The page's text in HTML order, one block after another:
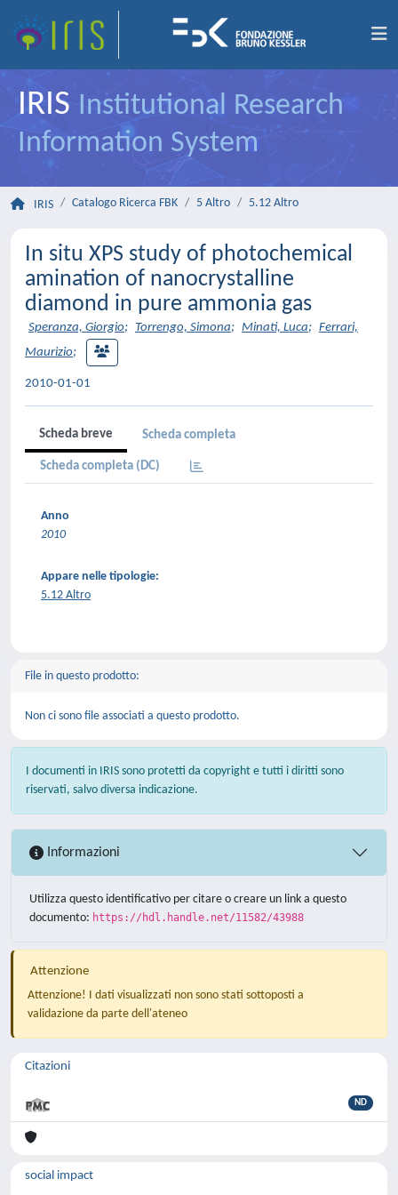
IRIS Institutional Research
Information System
IRIS Catalogo Ricerca FBK 5 Altro 5.12 Altro
In situ XPS study of photochemical
amination of nanocrystalline
diamond in pure ammonia gas
Speranza, Giorgio; Torrengo, Simona; Minati, Luca; Ferrari,
Maurizio;
2010-01-01
Scheda breve Scheda completa
Scheda completa (DC)
Anno
2010
Appare nelle tipologie:
5.12 Altro
File in questo prodotto:
Non ci sono file associati a questo prodotto.
I documenti in IRIS sono protetti da copyright e tutti i diritti sono
riservati, salvo diversa indicazione.
Informazioni
Utilizza questo identificativo per citare o creare un link a questo
documento: https://hdl.handle.net/11582/43988
Attenzione
Attenzione! I dati visualizzati non sono stati sottoposti a
validazione da parte dell'ateneo
Citazioni
ND
social impact